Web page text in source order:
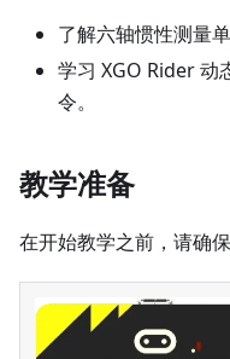
了解六轴惯性测量
学习 XGO Rider 动
令。
教学准备
在开始教学之前，请确